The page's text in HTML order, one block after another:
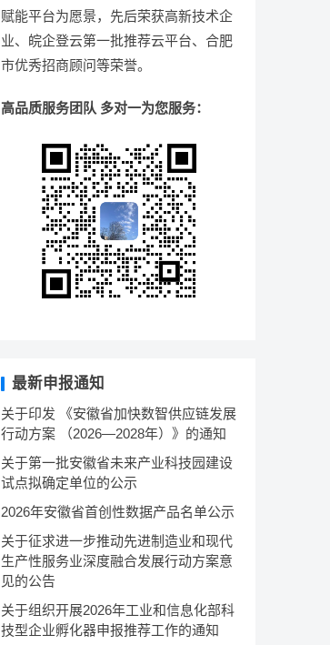
赋能平台为愿景，先后荣获高新技术企
业、皖企登云第一批推荐云平台、合肥
市优秀招商顾问等荣誉。
高品质服务团队 多对一为您服务：
最新申报通知
关于印发 《安徽省加快数智供应链发展
行动方案 （2026—2028年）》的通知
关于第一批安徽省未来产业科技园建设
试点拟确定单位的公示
2026年安徽省首创性数据产品名单公示
关于征求进一步推动先进制造业和现代
生产性服务业深度融合发展行动方案意
见的公告
关于组织开展2026年工业和信息化部科
技型企业孵化器申报推荐工作的通知